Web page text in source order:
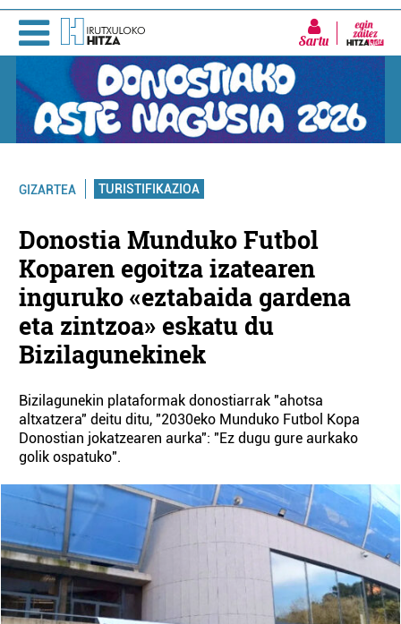
Sartu
GIZARTEA TURISTIFIKAZIOA
Donostia Munduko Futbol
Koparen egoitza izatearen
inguruko «eztabaida gardena
eta zintzoa» eskatu du
Bizilagunekinek
Bizilagunekin plataformak donostiarrak "ahotsa
altxatzera" deitu ditu, "2030eko Munduko Futbol Kopa
Donostian jokatzearen aurka": "Ez dugu gure aurkako
golik ospatuko".